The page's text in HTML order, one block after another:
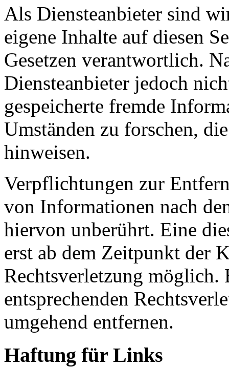
Als Diensteanbieter sind
eigene Inhalte auf diesen
Gesetzen verantwortlich.
Diensteanbieter jedoch
gespeicherte fremde
Umständen zu forschen,
hinweisen.
Verpflichtungen zur
von Informationen nach
hiervon unberührt. Eine
erst ab dem Zeitpunkt der
Rechtsverletzung möglich.
entsprechenden
umgehend entfernen.
Haftung für Links